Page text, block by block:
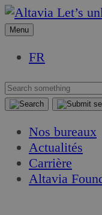
Aller
au
Aller
au
Let’s
Menu
FR
Nos bureaux
Actualités
Carrière
Altavia